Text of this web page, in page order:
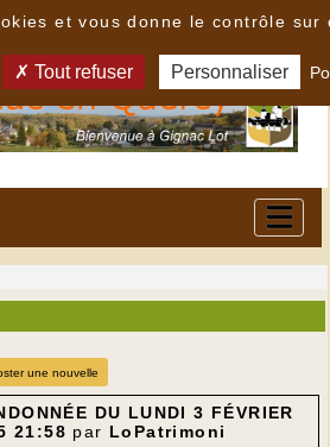
une nouvelle
DU LUNDI 3 FÉVRIER
21:58 par LoPatrimoni
et vous donne le contrôle sur
Tout refuser Personnaliser